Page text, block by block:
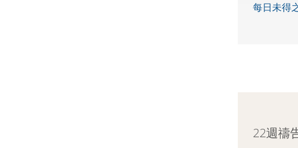
每日未得
22週禱